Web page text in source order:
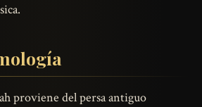
proviene del persa antiguo